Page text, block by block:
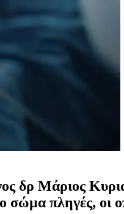
δρ Μάριος
σώμα πληγές, οι